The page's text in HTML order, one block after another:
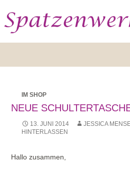
IM SHOP
NEUE
13. JUNI 2014 JESSICA
HINTERLASSEN
Hallo zusammen,